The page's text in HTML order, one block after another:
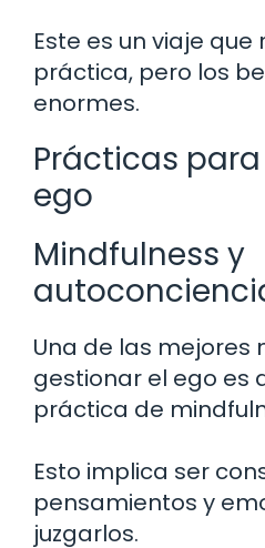
Este es un viaje
práctica, pero los
enormes.
Prácticas
ego
Mindfulness y
Una de las mejores
gestionar el ego es
práctica de
Esto implica ser
pensamientos y
juzgarlos.